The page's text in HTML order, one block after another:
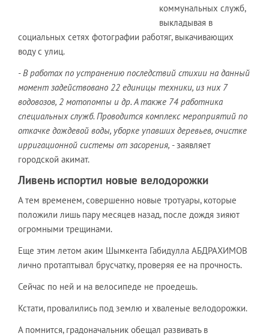
коммунальных служб,
выкладывая в
социальных сетях фотографии работяг, выкачивающих
воду с улиц.
- В работах по устранению последствий стихии на данный
момент задействовано 22 единицы техники, из них 7
водовозов, 2 мотопомпы и др. А также 74 работника
специальных служб. Проводится комплекс мероприятий по
откачке дождевой воды, уборке упавших деревьев, очистке
ирригационной системы от засорения, - заявляет
городской акимат.
Ливень испортил новые велодорожки
А тем временем, совершенно новые тротуары, которые
положили лишь пару месяцев назад, после дождя зияют
огромными трещинами.
Еще этим летом аким Шымкента Габидулла АБДРАХИМОВ
лично протаптывал брусчатку, проверяя ее на прочность.
Сейчас по ней и на велосипеде не проедешь.
Кстати, провалились под землю и хваленые велодорожки.
А помнится, градоначальник обещал развивать в